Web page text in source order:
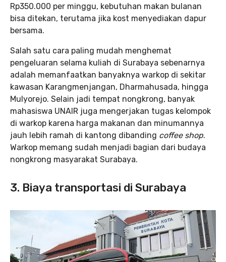
Rp350.000 per minggu, kebutuhan makan bulanan
bisa ditekan, terutama jika kost menyediakan dapur
bersama.
Salah satu cara paling mudah menghemat
pengeluaran selama kuliah di Surabaya sebenarnya
adalah memanfaatkan banyaknya warkop di sekitar
kawasan Karangmenjangan, Dharmahusada, hingga
Mulyorejo. Selain jadi tempat nongkrong, banyak
mahasiswa UNAIR juga mengerjakan tugas kelompok
di warkop karena harga makanan dan minumannya
jauh lebih ramah di kantong dibanding coffee shop.
Warkop memang sudah menjadi bagian dari budaya
nongkrong masyarakat Surabaya.
3. Biaya transportasi di Surabaya